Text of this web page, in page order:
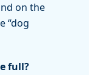
on the
“dog
full?